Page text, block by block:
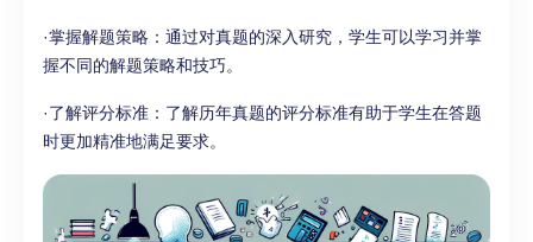
·掌握解题策略：通过对真题的深入研究，学生可以学习并掌
握不同的解题策略和技巧。
·了解评分标准：了解历年真题的评分标准有助于学生在答题
时更加精准地满足要求。